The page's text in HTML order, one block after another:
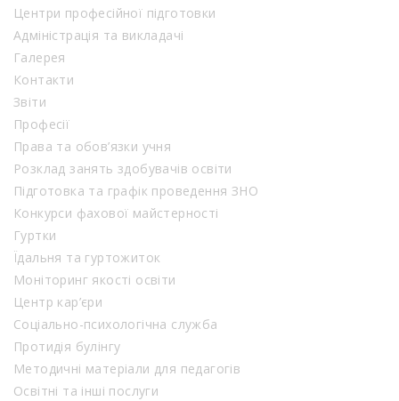
Центри професійної підготовки
Адміністрація та викладачі
Галерея
Контакти
Звіти
Професії
Права та обов’язки учня
Розклад занять здобувачів освіти
Підготовка та графік проведення ЗНО
Конкурси фахової майстерності
Гуртки
Їдальня та гуртожиток
Моніторинг якості освіти
Центр кар’єри
Соціально-психологічна служба
Протидія булінгу
Методичні матеріали для педагогів
Освітні та інші послуги